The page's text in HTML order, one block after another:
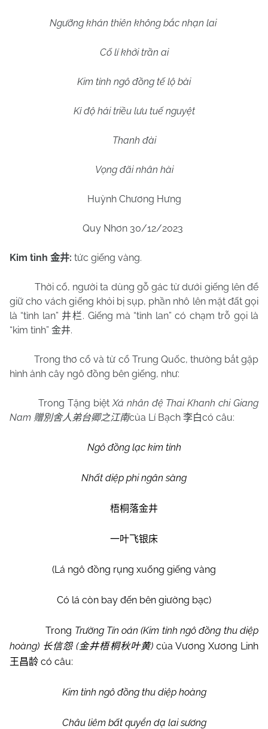
Ngưỡng khán thiên không bắc nhạn lai
Cố lí khởi trần ai
Kim tỉnh ngô đồng tế lộ bài
Kỉ độ hải triều lưu tuế nguyệt
Thanh đài
Vọng đãi nhân hài
Huỳnh Chương Hưng
Quy Nhơn 30/12/2023
Kim tỉnh 金井: tức giếng vàng.
Thời cổ, người ta dùng gỗ gác từ dưới giếng lên để
giữ cho vách giếng khỏi bị sụp, phần nhô lên mặt đất gọi
là “tỉnh lan” 井栏. Giếng mà “tỉnh lan” có chạm trỗ gọi là
“kim tỉnh” 金井.
Trong thơ cổ và từ cổ Trung Quốc, thường bắt gặp
hình ảnh cây ngô đồng bên giếng, như:
Trong Tặng biệt Xá nhân đệ Thai Khanh chi Giang
Nam 赠別舍人弟台卿之江南của Lí Bạch 李白có câu:
Ngô đồng lạc kim tỉnh
Nhất diệp phi ngân sàng
梧桐落金井
一叶飞银床
(Lá ngô đồng rụng xuống giếng vàng
Có lá còn bay đến bên giường bạc)
Trong Trường Tín oán (Kim tỉnh ngô đồng thu diệp
hoàng) 长信怨 (金井梧桐秋叶黄)của Vương Xương Linh
王昌龄 có câu:
Kim tỉnh ngô đồng thu diệp hoàng
Châu liêm bất quyển dạ lai sương